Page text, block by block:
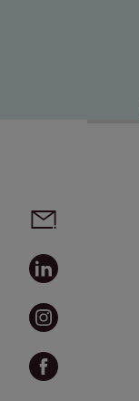
Social media